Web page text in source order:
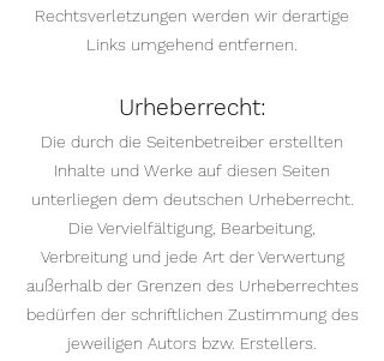
Rechtsverletzungen werden wir derartige
Links umgehend entfernen.
​Urheberrecht:
​Die durch die Seitenbetreiber erstellten
Inhalte und Werke auf diesen Seiten
unterliegen dem deutschen Urheberrecht.
Die Vervielfältigung, Bearbeitung,
Verbreitung und jede Art der Verwertung
außerhalb der Grenzen des Urheberrechtes
bedürfen der schriftlichen Zustimmung des
jeweiligen Autors bzw. Erstellers.